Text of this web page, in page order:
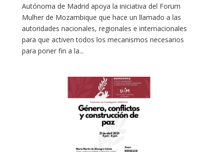
Autónoma de Madrid apoya la iniciativa del Forum
Mulher de Mozambique que hace un llamado a las
autoridades nacionales, regionales e internacionales
para que activen todos los mecanismos necesarios
para poner fin a la...